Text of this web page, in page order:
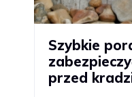
Szybkie
przed